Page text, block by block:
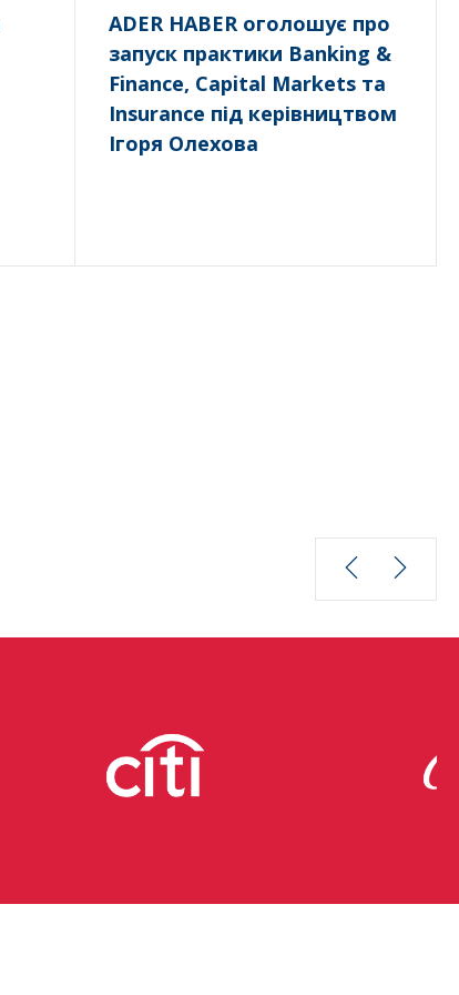
ADER HABER оголошує про
запуск практики Banking &
Finance, Capital Markets та
Insurance під керівництвом
Ігоря Олехова